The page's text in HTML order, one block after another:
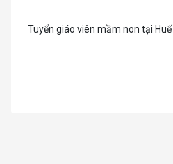
Tuyển giáo viên mầm non tại Huế